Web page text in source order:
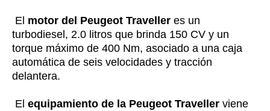
El motor del Peugeot Traveller es un
turbodiesel, 2.0 litros que brinda 150 CV y un
torque máximo de 400 Nm, asociado a una caja
automática de seis velocidades y tracción
delantera.
El equipamiento de la Peugeot Traveller viene